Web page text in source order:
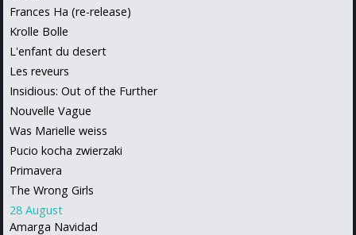
Frances Ha (re-release)
Krolle Bolle
L'enfant du desert
Les reveurs
Insidious: Out of the Further
Nouvelle Vague
Was Marielle weiss
Pucio kocha zwierzaki
Primavera
The Wrong Girls
28 August
Amarga Navidad